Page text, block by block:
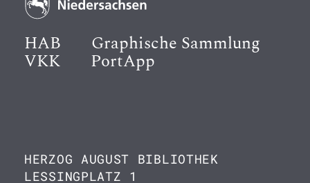
HAB Graphische Sammlung
VKK PortApp
HERZOG AUGUST BIBLIOTHEK
LESSINGPLATZ 1